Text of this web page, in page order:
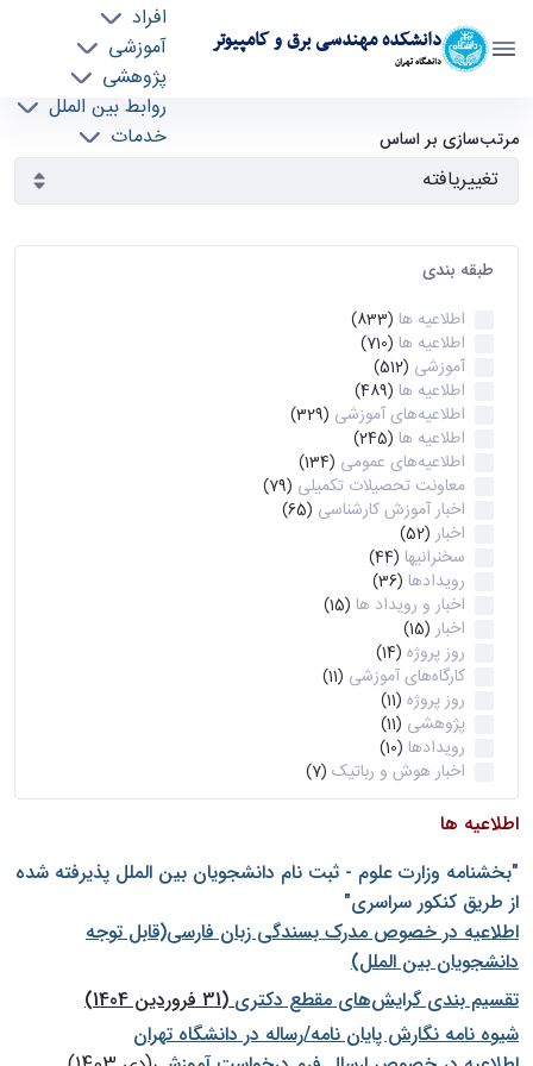
دانشکده مهندسی برق و کامپیوتر
دانشگاه تهران
افراد
آموزشی
پژوهشی
روابط بین الملل
خدمات
آرشیو اطلاعیه ها - ece- دانشکده مهندسی برق و
کامپیوتر
مرتب‌سازی بر اساس
طبقه بندی
اطلاعیه ها (833)
اطلاعیه ها (710)
آموزشی (512)
اطلاعیه ها (489)
اطلاعیه‌های‌ آموزشی (329)
اطلاعیه ها (245)
اطلاعیه‌های عمومی (134)
معاونت تحصیلات تکمیلی (79)
اخبار آموزش کارشناسی (65)
اخبار (52)
سخنرانیها (44)
رویدادها (36)
اخبار و رویداد ها (15)
اخبار (15)
روز پروژه (14)
کارگاه‌های آموزشی (11)
روز پروژه (11)
پژوهشی (11)
رویدادها (10)
اخبار هوش و رباتیک (7)
اطلاعیه ها
"بخشنامه وزارت علوم - ثبت نام دانشجويان بين الملل پذيرفته شده
از طريق كنكور سراسری"
اطلاعیه در خصوص مدرک بسندگی زبان فارسی(قابل توجه
دانشجویان بین الملل)
تقسیم بندی گرایش‌های مقطع دکتری(31 فروردین 1404)
شيوه نامه نگارش پايان نامه/رساله در دانشگاه تهران